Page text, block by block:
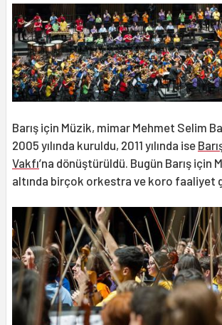
Barış için Müzik, mimar Mehmet Selim
2005 yılında kuruldu, 2011 yılında ise
Vakfı’na dönüştürüldü. Bugün Barış için
altında birçok orkestra ve koro faaliyet